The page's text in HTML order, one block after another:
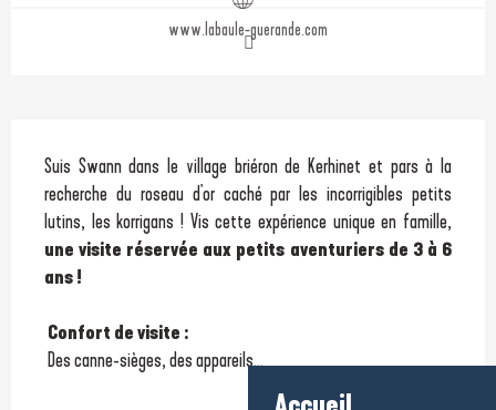
www.labaule-guerande.com
Description
Suis Swann dans le village briéron de Kerhinet et pars à la
recherche du roseau d'or caché par les incorrigibles petits
une visite réservée aux petits aventuriers de 3 à 6
ans !
Confort de visite :
Des canne-sièges, des appareils...